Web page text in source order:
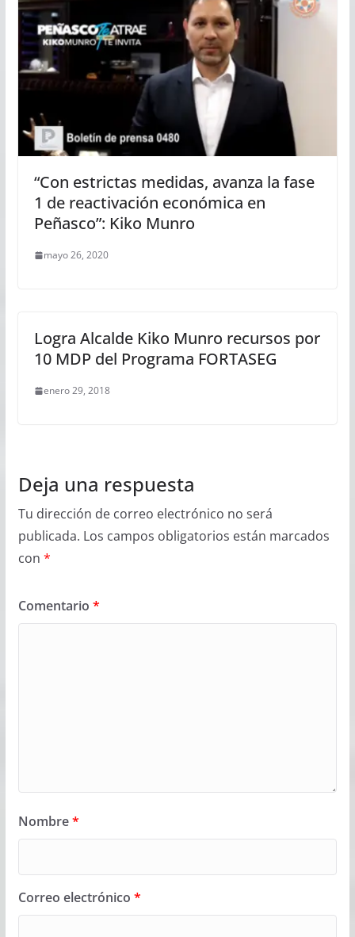
“Con estrictas medidas, avanza la fase
1 de reactivación económica en
Peñasco”: Kiko Munro
mayo 26, 2020
Logra Alcalde Kiko Munro recursos por
10 MDP del Programa FORTASEG
enero 29, 2018
Deja una respuesta
Tu dirección de correo electrónico no será
publicada. Los campos obligatorios están marcados
con *
Comentario *
Nombre*
Correo electrónico *